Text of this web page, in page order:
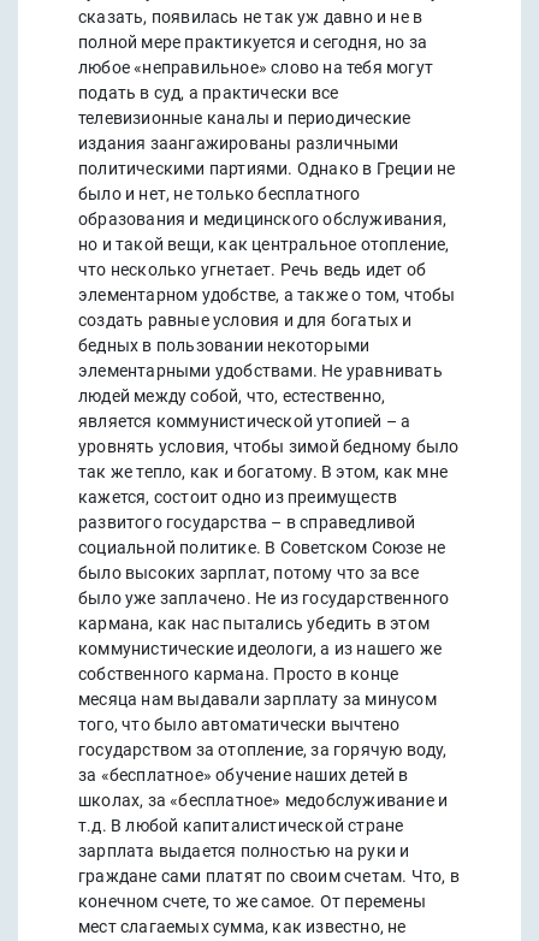
сказать, появилась не так уж давно и не в
полной мере практикуется и сегодня, но за
любое «неправильное» слово на тебя могут
подать в суд, а практически все
телевизионные каналы и периодические
издания заангажированы различными
политическими партиями. Однако в Греции не
было и нет, не только бесплатного
образования и медицинского обслуживания,
но и такой вещи, как центральное отопление,
что несколько угнетает. Речь ведь идет об
элементарном удобстве, а также о том, чтобы
создать равные условия и для богатых и
бедных в пользовании некоторыми
элементарными удобствами. Не уравнивать
людей между собой, что, естественно,
является коммунистической утопией – а
уровнять условия, чтобы зимой бедному было
так же тепло, как и богатому. В этом, как мне
кажется, состоит одно из преимуществ
развитого государства – в справедливой
социальной политике. В Советском Союзе не
было высоких зарплат, потому что за все
было уже заплачено. Не из государственного
кармана, как нас пытались убедить в этом
коммунистические идеологи, а из нашего же
собственного кармана. Просто в конце
месяца нам выдавали зарплату за минусом
того, что было автоматически вычтено
государством за отопление, за горячую воду,
за «бесплатное» обучение наших детей в
школах, за «бесплатное» медобслуживание и
т.д. В любой капиталистической стране
зарплата выдается полностью на руки и
граждане сами платят по своим счетам. Что, в
конечном счете, то же самое. От перемены
мест слагаемых сумма, как известно, не